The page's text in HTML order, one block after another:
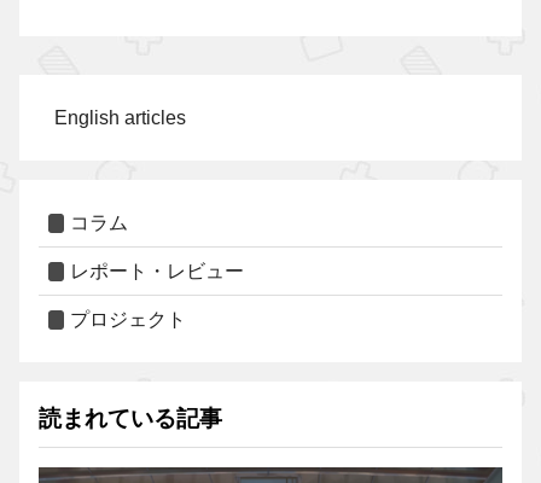
English articles
コラム
レポート・レビュー
プロジェクト
読まれている記事